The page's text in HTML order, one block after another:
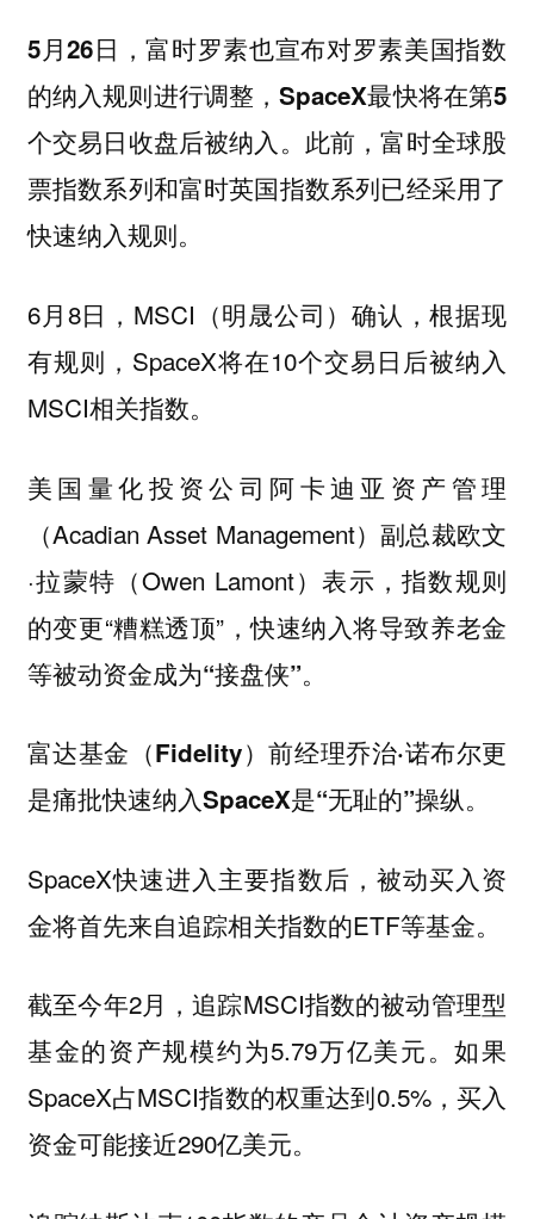
5月26日，富时罗素也宣布对罗素美国指数
的纳入规则进行调整，SpaceX最快将在第5
个交易日收盘后被纳入。 此前，富时全球股
票指数系列和富时英国指数系列已经采用了
快速纳入规则。
6月8日，MSCI（明晟公司）确认，根据现
有规则，SpaceX将在10个交易日后被纳入
MSCI相关指数。
美国量化投资公司阿卡迪亚资产管理
（Acadian Asset Management）副总裁欧文
·拉蒙特（Owen Lamont）表示，指数规则
的变更“糟糕透顶”，快速纳入将导致养老金
等被动资金成为“接盘侠”。
富达基金（Fidelity）前经理乔治·诺布尔更
是痛批快速纳入SpaceX是“无耻的”操纵。
SpaceX快速进入主要指数后，被动买入资
金将首先来自追踪相关指数的ETF等基金。
截至今年2月，追踪MSCI指数的被动管理型
基金的资产规模约为5.79万亿美元。如果
SpaceX占MSCI指数的权重达到0.5%，买入
资金可能接近290亿美元。